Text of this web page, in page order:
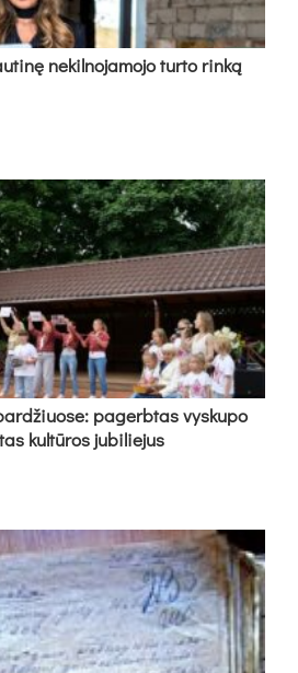
nekilnojamojo turto rinką
pa­gerb­tas vys­ku­po
kul­tū­ros ju­bi­lie­jus